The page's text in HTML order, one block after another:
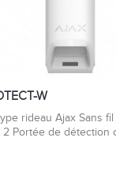
W
rideau Ajax Sans
Portée de détection